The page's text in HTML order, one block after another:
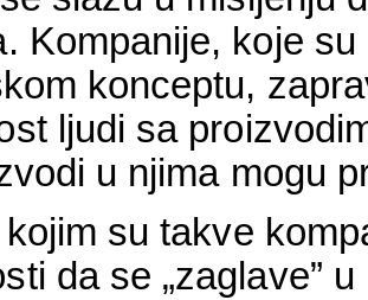
Kompanije, koje
konceptu,
ljudi sa
u njima mogu
su takve
da se „zaglave”